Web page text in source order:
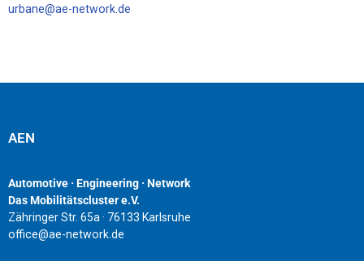
urbane@ae-network.de
AEN
Automotive · Engineering · Network
Das Mobilitätscluster e.V.
Zähringer Str. 65a · 76133 Karlsruhe
office@ae-network.de